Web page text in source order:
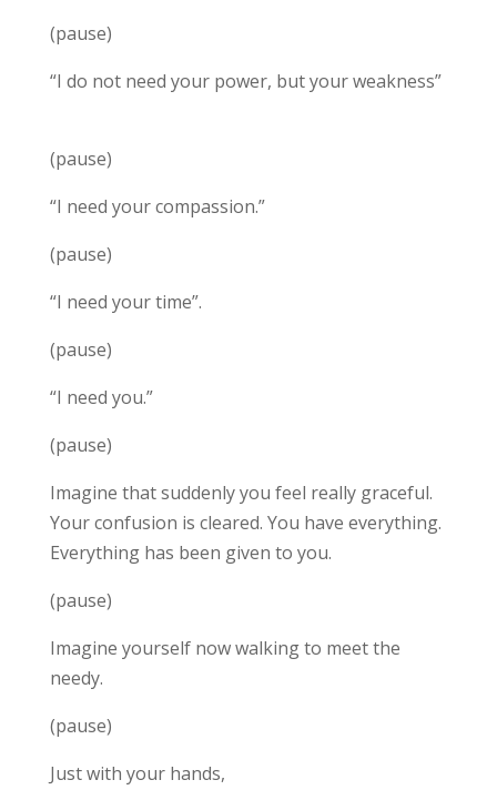
(pause)
“I do not need your power, but your weakness”
(pause)
“I need your compassion.”
(pause)
“I need your time”.
(pause)
“I need you.”
(pause)
Imagine that suddenly you feel really graceful.
Your confusion is cleared. You have everything.
Everything has been given to you.
(pause)
Imagine yourself now walking to meet the
needy.
(pause)
Just with your hands,